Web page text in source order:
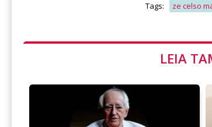
Tags: ze celso
LEIA